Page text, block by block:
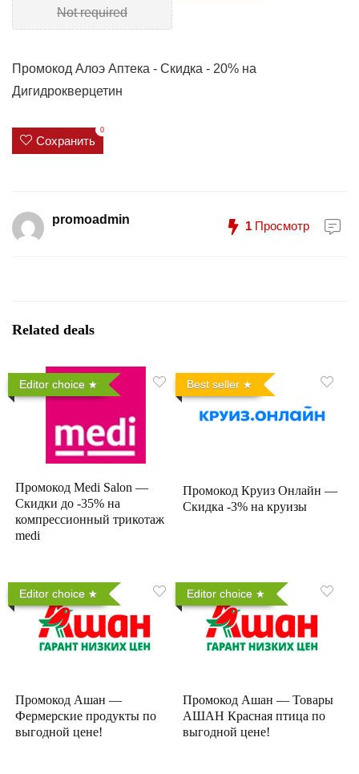
Not required
Промокод Алоэ Аптека - Скидка - 20% на
Дигидрокверцетин
Сохранить
0
promoadmin 1 Просмотр
Related deals
Editor choice
Промокод Medi Salon —
Скидки до -35% на
компрессионный трикотаж
medi
Best seller
Промокод Круиз Онлайн —
Скидка -3% на круизы
Editor choice
Промокод Ашан —
Фермерские продукты по
выгодной цене!
Editor choice
Промокод Ашан — Товары
АШАН Красная птица по
выгодной цене!